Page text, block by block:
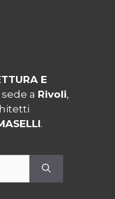
E
a Rivoli,
.